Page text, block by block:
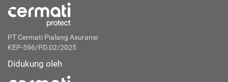
PT Cermati Pialang Asuransi
KEP-596/PD.02/2025
Didukung oleh